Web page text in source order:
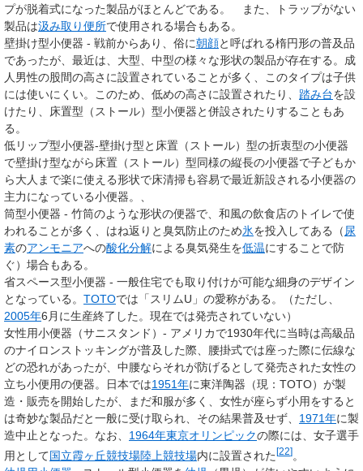
プが脱着式になった製品がほとんどである。 また、トラップがない
製品は汲み取り便所で使用される場合もある。
壁掛け型小便器 - 戦前からあり、俗に朝顔と呼ばれる楕円形の普及品
であったが、最近は、大型、中型の様々な形状の製品が存在する。成
人男性の股間の高さに設置されていることが多く、このタイプは子供
には使いにくい。このため、低めの高さに設置されたり、 踏み台を設
けたり、床置型（ストール）型小便器と併設されたりすることもあ
る。
低リップ型小便器-壁掛け型と床置（ストール）型の折衷型の小便器
で壁掛け型ながら床置（ストール）型同様の縦長の小便器で子どもか
ら大人まで楽に使える形状で床清掃も容易で最近新設される小便器の
主力になっている小便器。、
筒型小便器 - 竹筒のような形状の便器で、和風の飲食店のトイレで使
われることが多く、はね返りと臭気防止のため氷を投入してある（尿
素のアンモニアへの酸化分解による臭気発生を低温にすることで防
ぐ）場合もある。
省スペース型小便器 - 一般住宅でも取り付けが可能な細身のデザイン
となっている。 TOTOでは「スリムU 」の愛称がある。（ただし、
2005年6月に生産終了した。現在では発売されていない）
女性用小便器（サニスタンド）- アメリカで1930年代に当時は高級品
のナイロンストッキングが普及した際、腰掛式では座った際に伝線な
どの恐れがあったが、中腰ならそれが防げるとして発売された女性の
立ち小便用の便器。日本では1951年に東洋陶器（現：TOTO）が製
造・販売を開始したが、まだ和服が多く、女性が座らず小用をすると
は奇妙な製品だと一般に受け取られ、その結果普及せず、 1971年に製
造中止となった。なお、 1964年東京オリンピックの際には、女子選手
用として国立霞ヶ丘競技場陸上競技場内に設置された [22] 。